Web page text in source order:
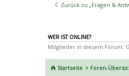
Zurück zu „Fragen &
WER IST ONLINE?
Mitglieder in diesem Forum:
Startseite Foren-